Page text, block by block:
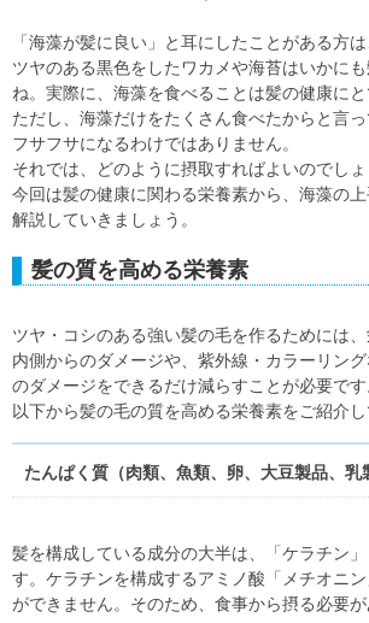
「海藻が髪に良い」と耳にしたことがある方は
ツヤのある黒色をしたワカメや海苔はいかに
ね。実際に、海藻を食べることは髪の健康にと
ただし、海藻だけをたくさん食べたからと言
フサフサになるわけではありません。
それでは、どのように摂取すればよいのでしょ
今回は髪の健康に関わる栄養素から、海藻の
解説していきましょう。
髪の質を高める栄養素
ツヤ・コシのある強い髪の毛を作るためには
内側からのダメージや、紫外線・カラーリン
のダメージをできるだけ減らすことが必要です
以下から髪の毛の質を高める栄養素をご紹介し
たんぱく質（肉類、魚類、卵、大豆製品、乳
髪を構成している成分の大半は、「ケラチン
す。ケラチンを構成するアミノ酸「メチオニ
ができません。そのため、食事から摂る必要が